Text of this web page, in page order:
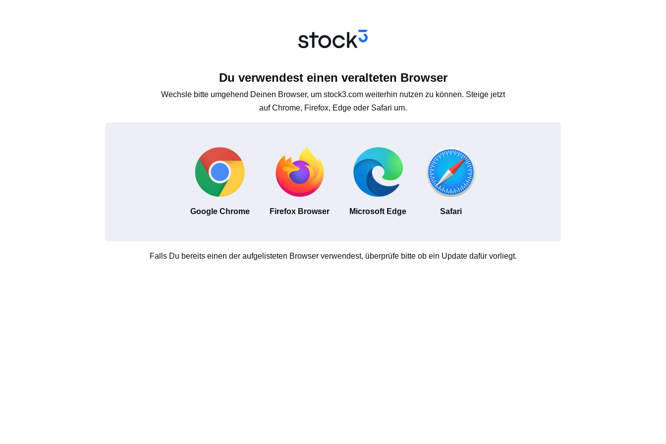
Du verwendest einen veralteten Browser
Wechsle bitte umgehend Deinen Browser, um stock3.com weiterhin nutzen zu können. Steige jetzt
auf Chrome, Firefox, Edge oder Safari um.
Google Chrome Firefox Browser Microsoft Edge Safari
Falls Du bereits einen der aufgelisteten Browser verwendest, überprüfe bitte ob ein Update dafür vorliegt.